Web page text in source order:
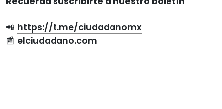
📲 https://t.me/ciudadanomx
📰 elciudadano.com